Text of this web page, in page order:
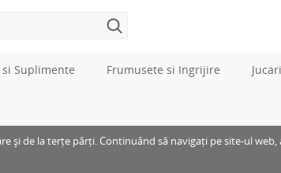
si Suplimente Frumusete si Ingrijire
și de la terțe părți. Continuând să navigați pe site-ul